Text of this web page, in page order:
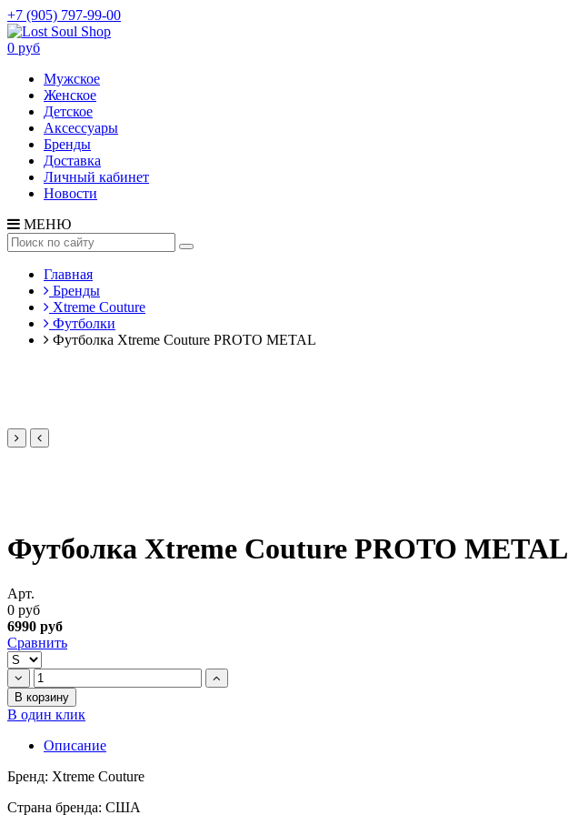
+7 (905) 797-99-00
0 руб
Мужское
Женское
Детское
Аксессуары
Бренды
Доставка
Личный кабинет
Новости
МЕНЮ
Главная
Бренды
Xtreme Couture
Футболки
Футболка Xtreme Couture PROTO METAL
Футболка Xtreme Couture PROTO METAL
Арт.
0 руб
6990 руб
Сравнить
В корзину
В один клик
Описание
Бренд: Xtreme Couture
Страна бренда: США